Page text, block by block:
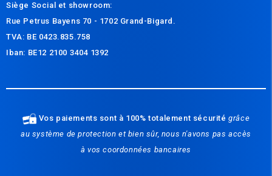
Siège Social et showroom:
Rue Petrus Bayens 70 - 1702 Grand-Bigard.
TVA: BE 0423.835.758
Iban: BE12 2100 3404 1392
Vos paiements sont à 100% totalement sécuritégrâce
au système de protection et bien sûr, nous n'avons pas accès
à vos coordonnées bancaires